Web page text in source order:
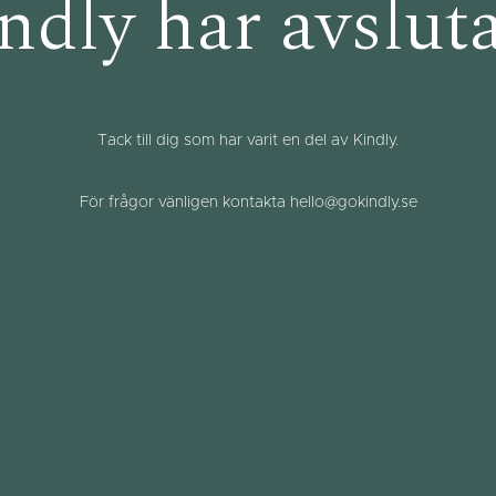
har
Tack till dig som har varit en del av Kindly.
För frågor vänligen kontakta hello@gokindly.se